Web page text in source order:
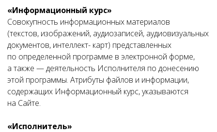
«Информационный курс»
Совокупность информационных материалов
(текстов, изображений, аудиозаписей, аудиовизуальных
документов, интеллект- карт) представленных
по определенной программе в электронной форме,
а также — деятельность Исполнителя по донесению
этой программы. Атрибуты файлов и информации,
содержащих Информационный курс, указываются
на Сайте.
«Исполнитель»